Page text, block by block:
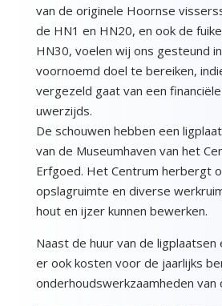
van de originele Hoornse
de HN1 en HN20, en ook de
HN30, voelen wij ons gesteund
voornoemd doel te bereiken,
vergezeld gaat van een
uwerzijds.
De schouwen hebben een
van de Museumhaven van het
Erfgoed. Het Centrum herbergt
opslagruimte en diverse
hout en ijzer kunnen bewerken.
Naast de huur van de
er ook kosten voor de jaarlijks
onderhoudswerkzaamheden van